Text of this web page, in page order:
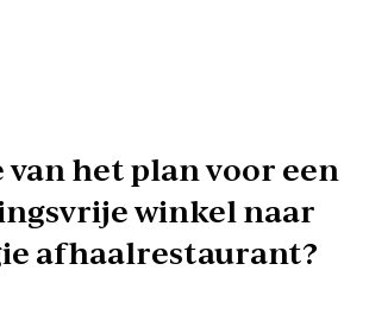
van het plan voor een
winkel naar
afhaalrestaurant?